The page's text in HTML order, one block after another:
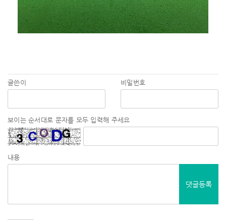
글쓴이 비밀번호
보이는 순서대로 문자를 모두 입력해 주세요
내용
댓글등록